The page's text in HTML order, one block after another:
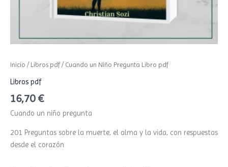
Inicio / Libros pdf / Cuando un Niño Pregunta Libro pdf
Libros pdf
16,70 €
Cuando un niño pregunta
201 Preguntas sobre la muerte, el alma y la vida, con respuestas
desde el corazón